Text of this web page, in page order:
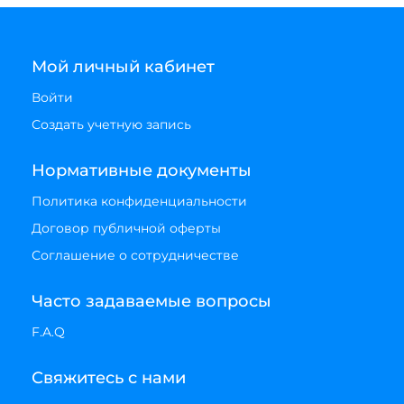
Мой личный кабинет
Войти
Создать учетную запись
Нормативные документы
Политика конфиденциальности
Договор публичной оферты
Соглашение о сотрудничестве
Часто задаваемые вопросы
F.A.Q
Свяжитесь с нами